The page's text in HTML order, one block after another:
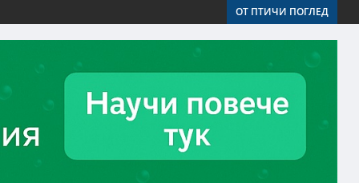
ОТ ПТИЧИ ПОГЛЕД